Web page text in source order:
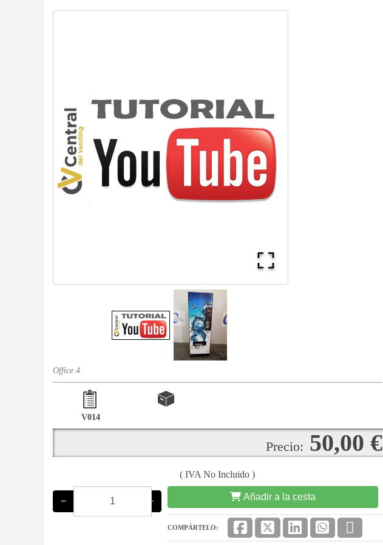
Office 4
V014
Precio: 50,00 €
( IVA No Incluido )
− + Añadir a la cesta
COMPÁRTELO: